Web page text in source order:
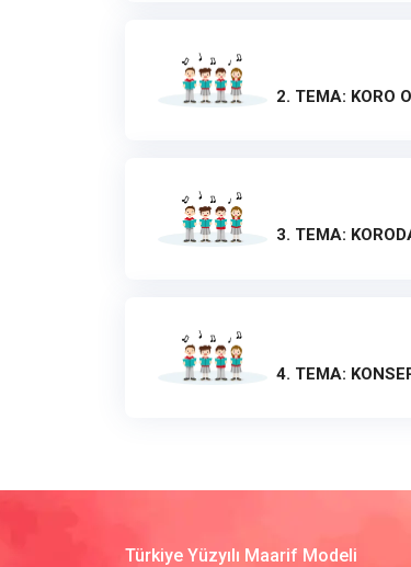
2. TEMA: KORO
3. TEMA:
4. TEMA:
Türkiye Yüzyılı Maarif Modeli